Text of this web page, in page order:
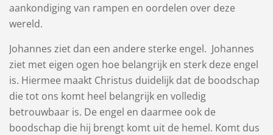
aankondiging van rampen en oordelen over deze
wereld.
Johannes ziet dan een andere sterke engel. Johannes
ziet met eigen ogen hoe belangrijk en sterk deze engel
is. Hiermee maakt Christus duidelijk dat de boodschap
die tot ons komt heel belangrijk en volledig
betrouwbaar is. De engel en daarmee ook de
boodschap die hij brengt komt uit de hemel. Komt dus